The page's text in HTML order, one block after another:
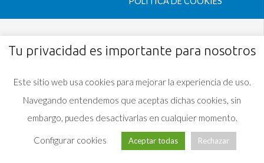
Tu privacidad es importante para nosotros
Este sitio web usa cookies para mejorar la experiencia de uso.
Navegando entendemos que aceptas dichas cookies, sin
embargo, puedes desactivarlas en cualquier momento.
Configurar cookies Aceptar todas Rechazar